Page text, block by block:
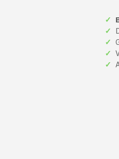
✓
✓
✓
✓
✓